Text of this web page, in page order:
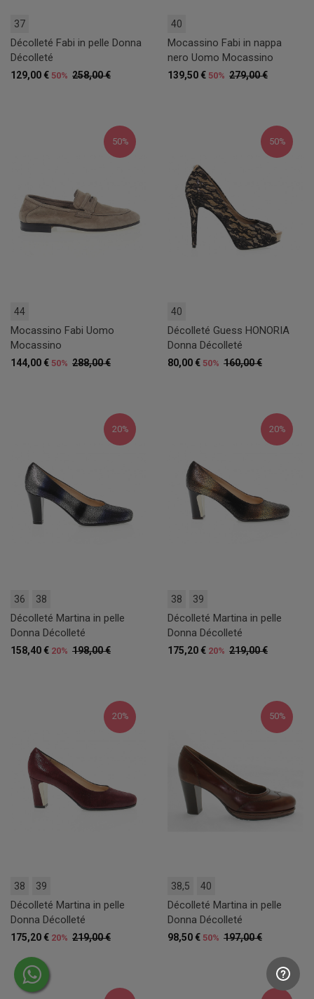
37
Décolleté Fabi in pelle Donna
Décolleté
258,00 €
129,00 € 50%
40
Mocassino Fabi in nappa
nero Uomo Mocassino
279,00 €
139,50 € 50%
50%
44
Mocassino Fabi Uomo
Mocassino
288,00 €
144,00 € 50%
50%
40
Décolleté Guess HONORIA
Donna Décolleté
160,00 €
80,00 € 50%
20%
36 38
Décolleté Martina in pelle
Donna Décolleté
198,00 €
158,40 € 20%
20%
38 39
Décolleté Martina in pelle
Donna Décolleté
219,00 €
175,20 € 20%
20%
38 39
Décolleté Martina in pelle
Donna Décolleté
219,00 €
175,20 € 20%
50%
38,5 40
Décolleté Martina in pelle
Donna Décolleté
197,00 €
98,50 € 50%